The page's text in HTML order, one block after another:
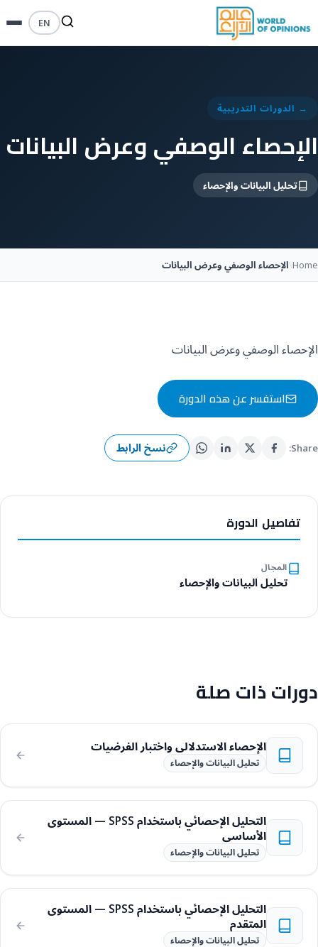
EN
→ الدورات التدريبية
الإحصاء الوصفي وعرض البيانات
تحليل البيانات والإحصاء
Home
\الإحصاء الوصفي وعرض البيانات
الإحصاء الوصفي وعرض البيانات
استفسر عن هذه الدورة
Share: نسخ الرابط
تفاصيل الدورة
المجال
تحليل البيانات والإحصاء
دورات ذات صلة
الإحصاء الاستدلالي واختبار الفرضيات
تحليل البيانات والإحصاء
التحليل الإحصائي باستخدام SPSS — المستوى
الأساسي
تحليل البيانات والإحصاء
التحليل الإحصائي باستخدام SPSS — المستوى
المتقدم
تحليل البيانات والإحصاء